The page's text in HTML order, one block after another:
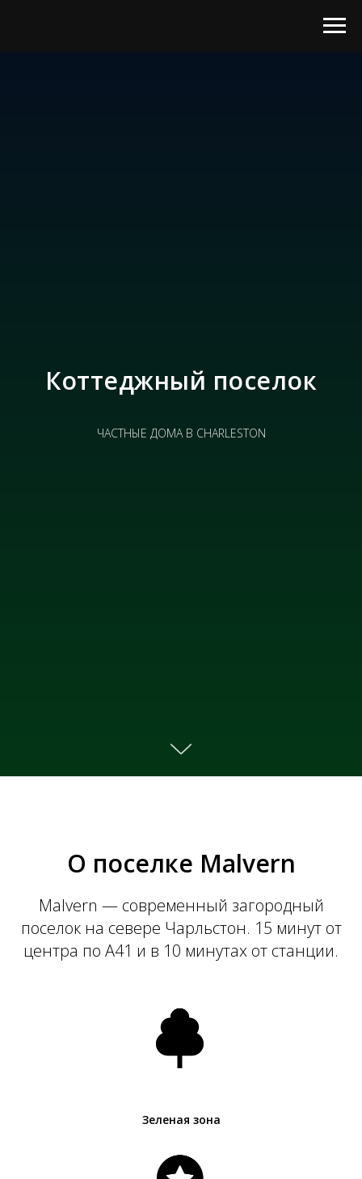
Коттеджный поселок
ЧАСТНЫЕ ДОМА В CHARLESTON
О поселке Malvern
Malvern — современный загородный
поселок на севере Чарльстон. 15 минут от
центра по A41 и в 10 минутах от станции.
Зеленая зона